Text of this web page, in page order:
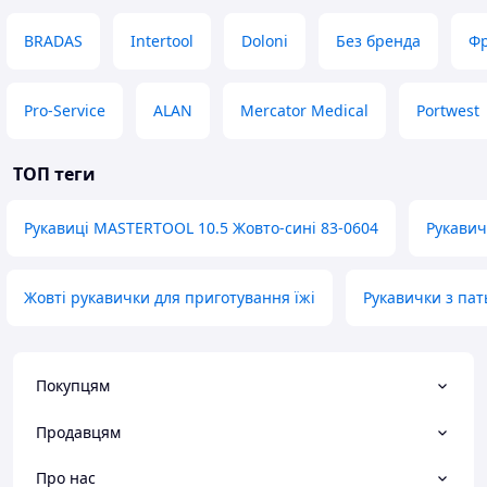
BRADAS Intertool Doloni Без бренда
Pro-Service ALAN Mercator Medical Portwest
ТОП теги
Рукавиці MASTERTOOL 10.5 Жовто-сині 83-0604
Жовті рукавички для приготування їжі Рукавички з
Покупцям
Продавцям
Про нас